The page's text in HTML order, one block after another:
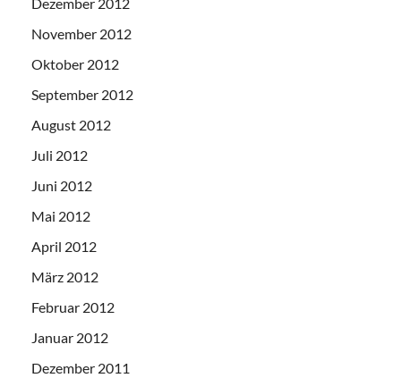
Dezember 2012
November 2012
Oktober 2012
September 2012
August 2012
Juli 2012
Juni 2012
Mai 2012
April 2012
März 2012
Februar 2012
Januar 2012
Dezember 2011